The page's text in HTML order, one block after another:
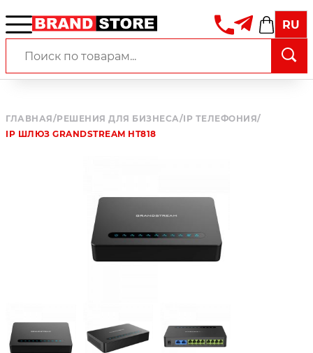
RU
ГЛАВНАЯ/РЕШЕНИЯ ДЛЯ БИЗНЕСА/IP ТЕЛЕФОНИЯ/
IP ШЛЮЗ GRANDSTREAM HT818